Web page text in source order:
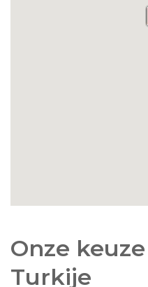
Onze
Turkije